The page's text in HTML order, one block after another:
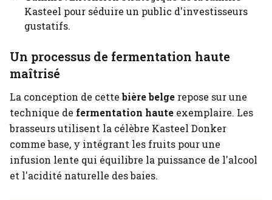
Kasteel pour séduire un public d'investisseurs
gustatifs.
Un processus de fermentation haute
maîtrisé
La conception de cettebière belge repose sur une
technique de fermentation haute exemplaire. Les
brasseurs utilisent la célèbre Kasteel Donker
comme base, y intégrant les fruits pour une
infusion lente qui équilibre la puissance de l'alcool
et l'acidité naturelle des baies.